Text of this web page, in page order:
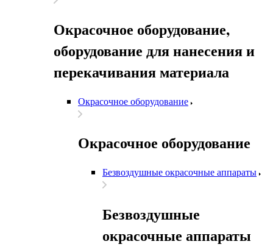
Окрасочное оборудование,
оборудование для нанесения и
перекачивания материала
Окрасочное оборудование
Окрасочное оборудование
Безвоздушные окрасочные аппараты
Безвоздушные
окрасочные аппараты